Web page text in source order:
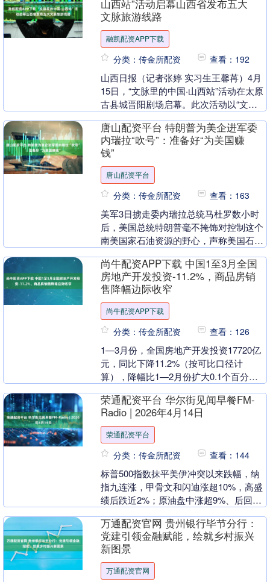
山西站”活动启幕山西省发布五大
文脉旅游线路
融凯配资APP下载
分类：传金所配资 查看：192
山西日报（记者张婷 实习生王馨苒）4月
15日，“文脉里的中国·山西站”活动在太原
古县城晋阳剧场启幕。此次活动以“文脉
发布....
唐山配资平台 特朗普为美企进军委
内瑞拉“吹号”：准备好“为美国赚
钱”
唐山配资平台
分类：传金所配资 查看：163
美军3日掳走委内瑞拉总统马杜罗数小时
后，美国总统特朗普毫不掩饰对控制这个
南美国家石油资源的野心，声称美国石油
以恢复委石油出口....
尚牛配资APP下载 中国1至3月全国
房地产开发投资-11.2%，商品房销
售降幅边际收窄
尚牛配资APP下载
分类：传金所配资 查看：126
1—3月份，全国房地产开发投资17720亿
元，同比下降11.2%（按可比口径计
算），降幅比1—2月份扩大0.1个百分
1952....
荣通配资平台 华尔街见闻早餐FM-
Radio | 2026年4月14日
荣通配资平台
分类：传金所配资 查看：144
标普500指数抹平美伊冲突以来跌幅，纳
指九连涨，甲骨文和闪迪涨超10%，高盛
绩后跌近2%；原油盘中涨超9%、后回吐
年新高....
万通配资官网 贵州银行毕节分行：
党建引领金融赋能，绘就乡村振兴
新图景
万通配资官网